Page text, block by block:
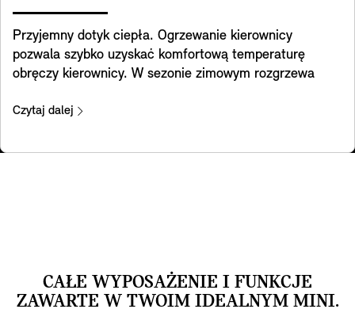
Przyjemny dotyk ciepła. Ogrzewanie kierownicy
pozwala szybko uzyskać komfortową temperaturę
obręczy kierownicy. W sezonie zimowym rozgrzewa
wycieczki są znacznie przyjemniejsze.
Czytaj dalej
CAŁE WYPOSAŻENIE I FUNKCJE
ZAWARTE W TWOIM IDEALNYM MINI.